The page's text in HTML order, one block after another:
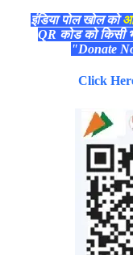
इंडिया पोल खोल को
QR कोड को किसी
"Donate
Click